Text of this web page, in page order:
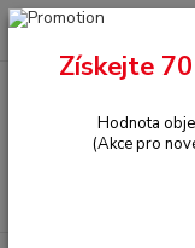
Získejte
Hodnota
(Akce pro